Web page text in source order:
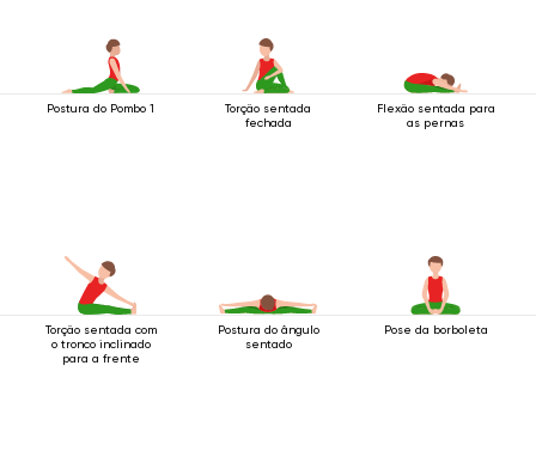
Postura do Pombo 1
Torção sentada
fechada
Flexão sentada para
as pernas
Torção sentada com
o tronco inclinado
para a frente
Postura do ângulo
sentado
Pose da borboleta